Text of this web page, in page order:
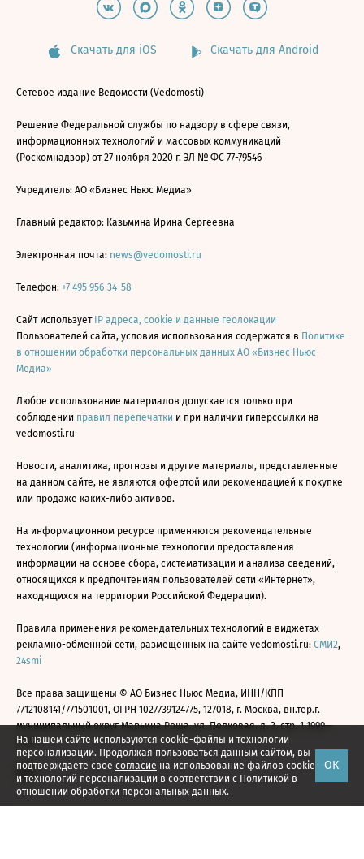
На нашем сайте используются cookie-файлы и технологии
персонализации. Продолжая пользоваться данным сайтом, вы
подтверждаете свое согласие на использование файлов cookie
и технологий персонализации в соответствии с Политикой в
отношении обработки персональных данных.
ОК
Скачать для iOS Скачать для Android
Сетевое издание Ведомости (Vedomosti)
Решение Федеральной службы по надзору в сфере связи,
информационных технологий и массовых коммуникаций
(Роскомнадзор) от 27 ноября 2020 г. ЭЛ № ФС 77-79546
Учредитель: АО «Бизнес Ньюс Медиа»
Главный редактор: Казьмина Ирина Сергеевна
Электронная почта: news@vedomosti.ru
Телефон: +7 495 956-34-58
Сайт использует IP адреса, cookie и данные геолокации
Пользователей сайта, условия использования содержатся в Политике
в отношении обработки персональных данных АО «Бизнес Ньюс
Медиа»
Любое использование материалов допускается только при
соблюдении правил перепечатки и при наличии гиперссылки на
vedomosti.ru
Новости, аналитика, прогнозы и другие материалы, представленные
на данном сайте, не являются офертой или рекомендацией к покупке
или продаже каких-либо активов.
На информационном ресурсе применяются рекомендательные
технологии (информационные технологии предоставления
информации на основе сбора, систематизации и анализа сведений,
относящихся к предпочтениям пользователей сети «Интернет»,
находящихся на территории Российской Федерации).
Правила применения рекомендательных технологий в виджетах
рекламно-обменной сети, размещенных на сайте vedomosti.ru: СМИ2,
24smi
Все права защищены © АО Бизнес Ньюс Медиа, ИНН/КПП
7712108141/771501001, ОГРН 1027739124775, 127018, г. Москва, вн.тер.г.
муниципальный округ Марьина Роща, ул. Полковая, д. 3, стр. 1 1999—
2026